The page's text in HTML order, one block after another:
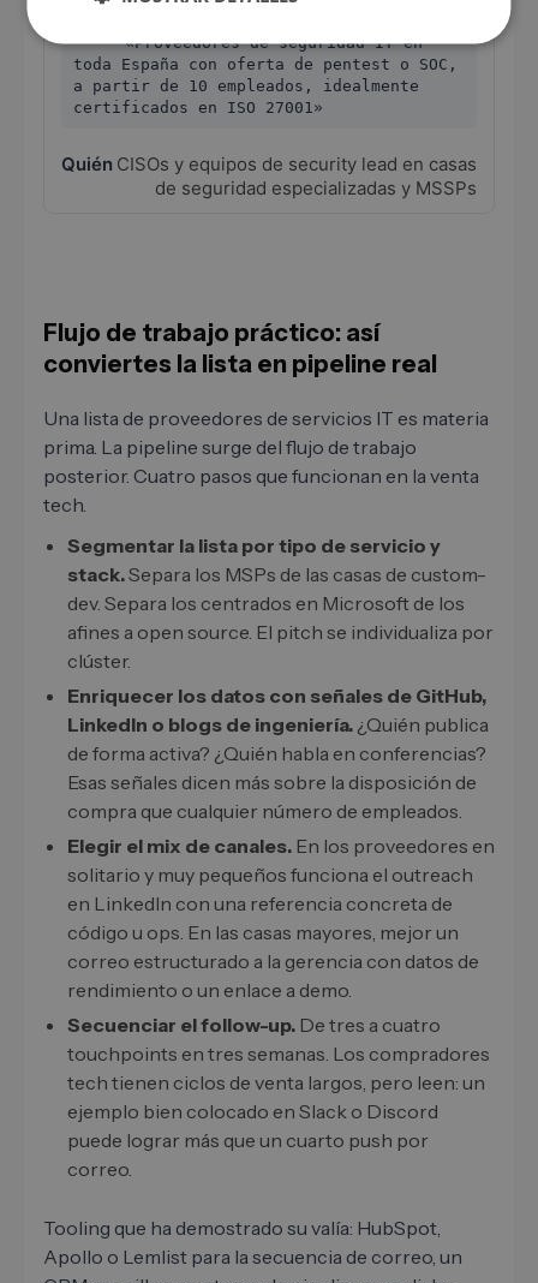
«Proveedores de seguridad IT en
toda España con oferta de pentest o SOC,
a partir de 10 empleados, idealmente
certificados en ISO 27001»
CISOs y equipos de security lead en casas
de seguridad especializadas y MSSPs
Flujo de trabajo práctico: así
conviertes la lista en pipeline real
Una lista de proveedores de servicios IT es materia
prima. La pipeline surge del flujo de trabajo
posterior. Cuatro pasos que funcionan en la venta
tech.
Segmentar la lista por tipo de servicio y
stack.Separa los MSPs de las casas de custom-
dev. Separa los centrados en Microsoft de los
afines a open source. El pitch se individualiza por
clúster.
Enriquecer los datos con señales de GitHub,
LinkedIn o blogs de ingeniería. ¿Quién publica
de forma activa? ¿Quién habla en conferencias?
Esas señales dicen más sobre la disposición de
compra que cualquier número de empleados.
Elegir el mix de canales. En los proveedores en
solitario y muy pequeños funciona el outreach
en LinkedIn con una referencia concreta de
código u ops. En las casas mayores, mejor un
correo estructurado a la gerencia con datos de
rendimiento o un enlace a demo.
Secuenciar el follow-up. De tres a cuatro
touchpoints en tres semanas. Los compradores
tech tienen ciclos de venta largos, pero leen: un
ejemplo bien colocado en Slack o Discord
puede lograr más que un cuarto push por
correo.
Tooling que ha demostrado su valía: HubSpot,
Apollo o Lemlist para la secuencia de correo, un